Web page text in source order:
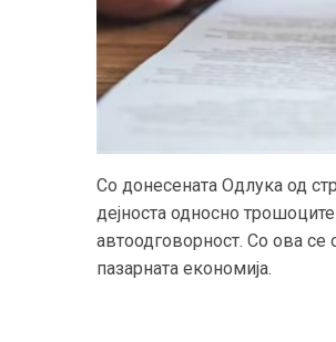
Со донесената Одлука од
дејноста односно
автоодговорност. Со ова се
пазарната економија.